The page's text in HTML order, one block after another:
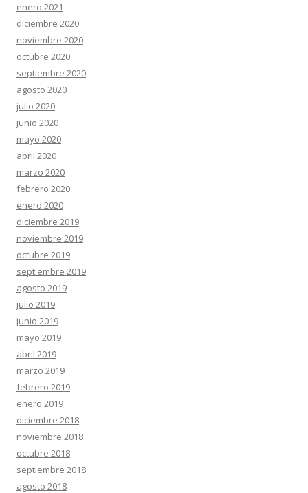
enero 2021
diciembre 2020
noviembre 2020
octubre 2020
septiembre 2020
agosto 2020
julio 2020
junio 2020
mayo 2020
abril 2020
marzo 2020
febrero 2020
enero 2020
diciembre 2019
noviembre 2019
octubre 2019
septiembre 2019
agosto 2019
julio 2019
junio 2019
mayo 2019
abril 2019
marzo 2019
febrero 2019
enero 2019
diciembre 2018
noviembre 2018
octubre 2018
septiembre 2018
agosto 2018